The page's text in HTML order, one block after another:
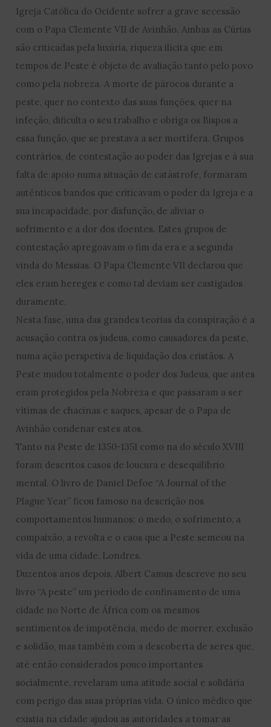
Igreja Católica do Ocidente sofrer a grave secessão
com o Papa Clemente VII de Avinhão. Ambas as Cúrias
são criticadas pela luxúria, riqueza ilícita que em
tempos de Peste é objeto de avaliação tanto pelo povo
como pela nobreza. A morte de párocos durante a
peste, quer no contexto das suas funções, quer na
infeção, dificulta o seu trabalho e obriga os Bispos a
essa função, que se prestava a ser mortífera. Grupos
contrários, de contestação ao poder das Igrejas e à sua
falta de apoio numa situação de catástrofe, formaram
autênticos bandos que criticavam o poder da Igreja e a
sua incapacidade, por disfunção, de aliviar o
sofrimento e a dor dos doentes. Estes grupos de
contestação apregoavam o fim da era e a segunda
vinda do Messias. O Papa Clemente VII declarou que
eles eram hereges e como tal deviam ser castigados
duramente.
Nesta fase, uma das grandes teorias da conspiração é a
acusação contra os judeus, como causadores da peste,
numa ação perspetiva de liquidação dos cristãos. A
Peste mudou totalmente o poder dos Judeus, que antes
eram protegidos pela Nobreza e que passaram a ser
vítimas de chacinas e saques, apesar de o Papa de
Avinhão condenar estes atos.
Tanto na Peste de 1350-1351 como na do século XVIII
foram descritos casos de loucura e desequilíbrio
mental. O livro de Daniel Defoe “A Journal of the
Plague Year” ficou famoso na descrição nos
comportamentos humanos: o medo, o sofrimento, a
compaixão, a revolta e o caos que a Peste semeou na
vida de uma cidade, Londres.
Duzentos anos depois, Albert Camus descreve no seu
livro “A peste” um período de confinamento de uma
cidade no Norte de África com os mesmos
sentimentos de impotência, medo de morrer, exclusão
e solidão, mas também com a descoberta de seres que,
até então considerados pouco importantes
socialmente, revelaram uma atitude social e solidária
com perigo das suas próprias vida. O único médico que
existia na cidade ajudou as autoridades a tomar as